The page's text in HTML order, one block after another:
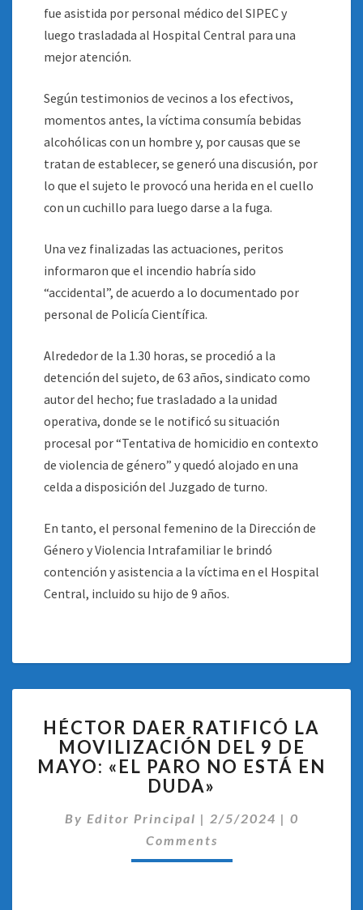
fue asistida por personal médico del SIPEC y
luego trasladada al Hospital Central para una
mejor atención.
Según testimonios de vecinos a los efectivos,
momentos antes, la víctima consumía bebidas
alcohólicas con un hombre y, por causas que se
tratan de establecer, se generó una discusión, por
lo que el sujeto le provocó una herida en el cuello
con un cuchillo para luego darse a la fuga.
Una vez finalizadas las actuaciones, peritos
informaron que el incendio habría sido
“accidental”, de acuerdo a lo documentado por
personal de Policía Científica.
Alrededor de la 1.30 horas, se procedió a la
detención del sujeto, de 63 años, sindicato como
autor del hecho; fue trasladado a la unidad
operativa, donde se le notificó su situación
procesal por “Tentativa de homicidio en contexto
de violencia de género” y quedó alojado en una
celda a disposición del Juzgado de turno.
En tanto, el personal femenino de la Dirección de
Género y Violencia Intrafamiliar le brindó
contención y asistencia a la víctima en el Hospital
Central, incluido su hijo de 9 años.
DAER
RATIFICÓ
LA
MOVILIZACIÓN
9
DE
HÉCTOR DAER RATIFICÓ LA
MOVILIZACIÓN DEL 9 DE
MAYO: «EL PARO NO ESTÁ EN
DUDA»
By Editor Principal | 2/5/2024 | 0
Comments